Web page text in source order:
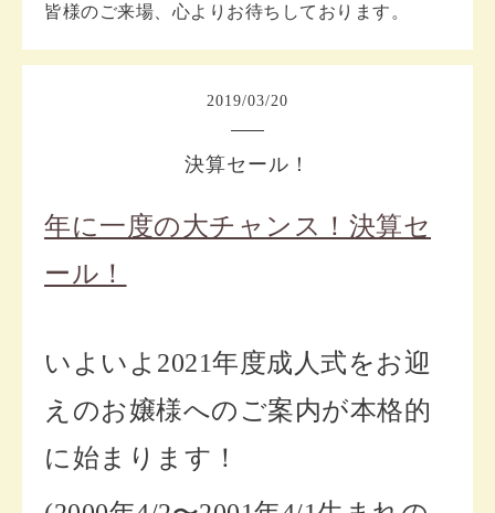
皆様のご来場、心よりお待ちしております。
2019/03/20
決算セール！
年に一度の大チャンス！決算セ
ール！
いよいよ2021年度成人式をお迎
えのお嬢様へのご案内が本格的
に始まります！